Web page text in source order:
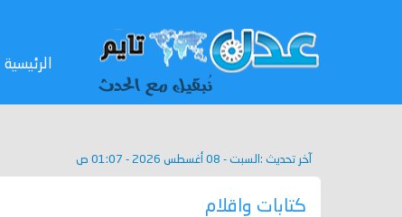
الرئيسية
آخر تحديث : السبت - 08 أغسطس 2026 - 01:07 ص
كتابات واقلام